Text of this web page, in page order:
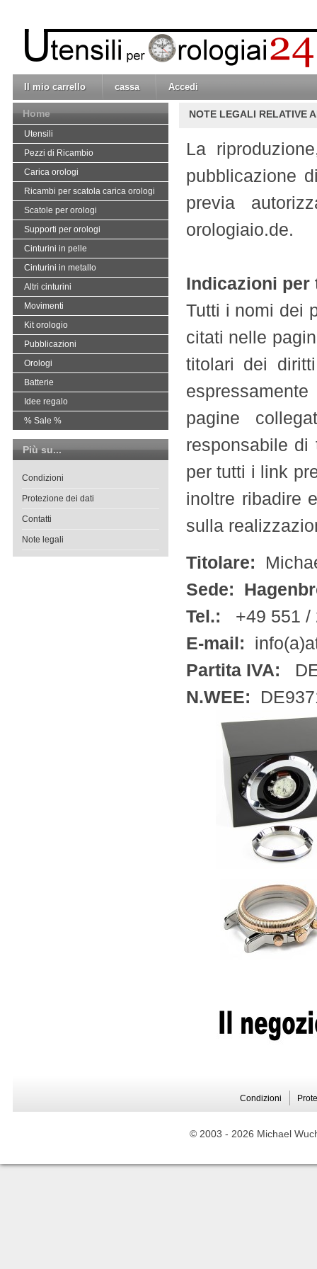
Il mio carrello cassa Accedi
NOTE LEGALI RELATIVE
La
pubblicazione
previa
orologiaio.de.
Indicazioni
Tutti i nomi dei
citati nelle
titolari dei
pagine
responsabile di
per tutti i link
inoltre ribadire
sulla
Titolare:
Sede:
Tel.: +49 551 /
E-mail:
Partita IVA:
N.WEE:
Home
Utensili
Pezzi di Ricambio
Carica orologi
Ricambi per scatola carica orologi
Scatole per orologi
Supporti per orologi
Cinturini in pelle
Cinturini in metallo
Altri cinturini
Movimenti
Kit orologio
Pubblicazioni
Orologi
Batterie
Idee regalo
% Sale %
Più su...
Condizioni
Protezione dei dati
Contatti
Note legali
Condizioni
© 2003 - 2026 Michael